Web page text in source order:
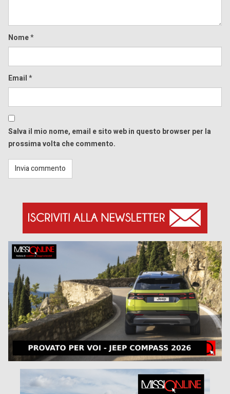
Nome*
Email*
Salva il mio nome, email e sito web in questo browser per la
prossima volta che commento.